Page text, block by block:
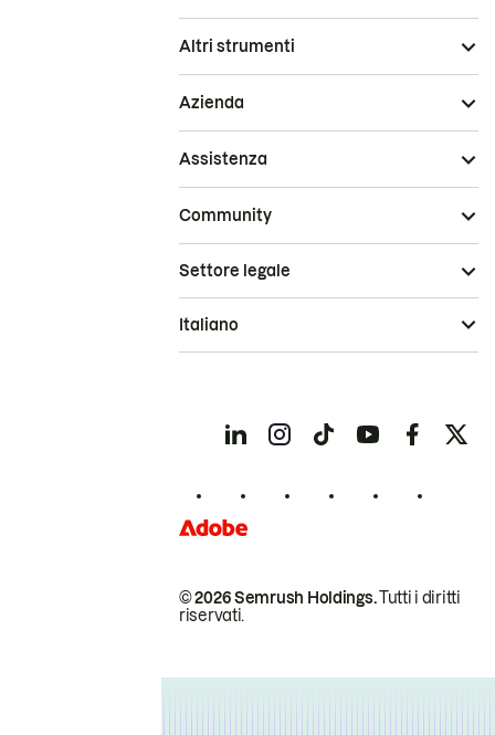
Altri strumenti
Azienda
Assistenza
Community
© 2026 Semrush Holdings.Tutti i diritti
riservati.
Settore legale
Italiano